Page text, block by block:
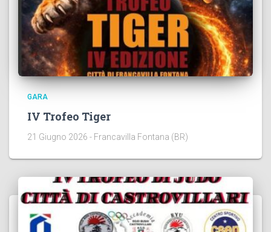
GARA
IV Trofeo Tiger
21 Giugno 2026 - Francavilla Fontana (BR)